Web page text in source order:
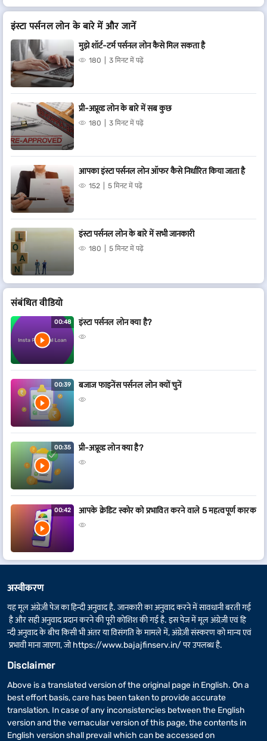
इंस्टा पर्सनल लोन के बारे में और जानें
मुझे शॉर्ट-टर्म पर्सनल लोन कैसे मिल सकता है
180 3 मिनट में पढ़ें
प्री-अप्रूव्ड लोन के बारे में सब कुछ
180 3 मिनट में पढ़ें
आपका इंस्टा पर्सनल लोन ऑफर कैसे निर्धारित किया जाता है
152 5 मिनट में पढ़ें
इंस्टा पर्सनल लोन के बारे में सभी जानकारी
180 5 मिनट में पढ़ें
संबं​धित वीडियो
00:48 इंस्टा पर्सनल लोन क्या है?
00:39 बजाज फाइनेंस पर्सनल लोन क्यों चुनें
00:35 प्री-अप्रूव्ड लोन क्या है?
00:42 आपके क्रेडिट स्कोर को प्रभावित करने वाले 5 महत्वपूर्ण कारक
अस्वीकरण
यह मूल अंग्रेज़ी पेज का हिन्दी अनुवाद है. जानकारी का अनुवाद करने में सावधानी बरती गई
है और सही अनुवाद प्रदान करने की पूरी कोशिश की गई है. इस पेज में मूल अंग्रेज़ी एवं हि
न्दी अनुवाद के बीच किसी भी अंतर या विसंगति के मामले में, अंग्रेज़ी संस्करण को मान्य एवं
प्रभावी माना जाएगा, जोhttps://www.bajajfinserv.in/पर उपलब्ध है.
Disclaimer
Above is a translated version of the original page in English. On a
best effort basis, care has been taken to provide accurate
translation. In case of any inconsistencies between the English
version and the vernacular version of this page, the contents in
English version shall prevail which can be accessed on